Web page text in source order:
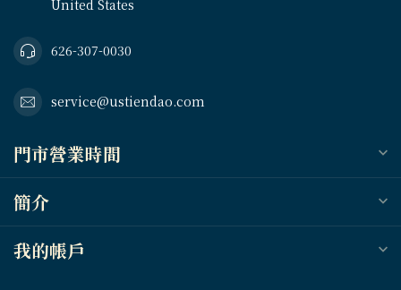
United States
626-307-0030
service@ustiendao.com
門市營業時間
簡介
我的帳戶